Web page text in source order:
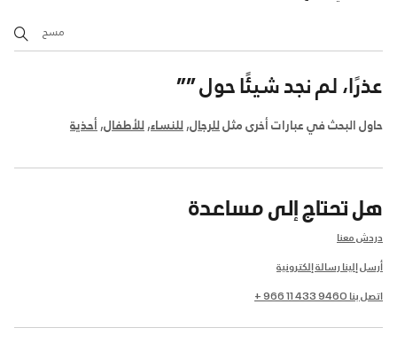
مسح
عذرًا، لم نجد شيئًا حول””
حاول البحث في عبارات أخرى مثلللرجال, للنساء, للأطفال, أحذية
هل تحتاج إلى مساعدة
دردش معنا
أرسل إلينا رسالة إلكترونية
اتصل بنا 9460 433 11 966 +